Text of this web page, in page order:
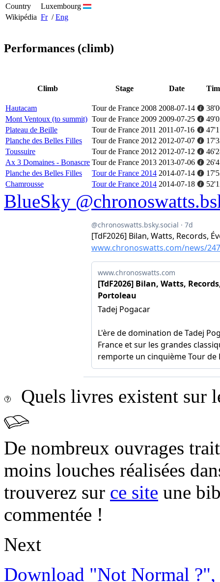
Country
Luxembourg
Wikipédia Fr/Eng
Performances (climb)
Climb Stage Date
Hautacam Tour de France 2008 2008-07-14
Mont Ventoux (to summit) Tour de France 2009 2009-07-25
Plateau de Beille
Tour de France 2011 2011-07-16
Planche des Belles Filles
Tour de France 2012 2012-07-07
Toussuire
Tour de France 2012 2012-07-12
Ax 3 Domaines - Bonascre Tour de France 2013 2013-07-06
Planche des Belles Filles
Tour de France 2014 2014-07-14
Chamrousse
Tour de France 2014 2014-07-18
BlueSky
Quels livres existent sur
De nombreux ouvrages
moins louches réalisées
trouverez sur ce site une
commentée !
Next
Download "Not Normal ?",